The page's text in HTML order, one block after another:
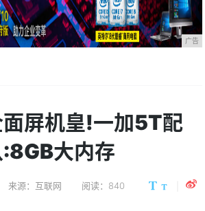
广告
面屏机皇!一加5T配
大内存
来源：互联网 阅读：840